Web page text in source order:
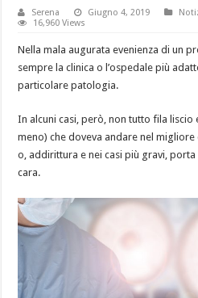
Serena Giugno 4, 2019
16,960 Views
Nella mala augurata evenienza di un
sempre la clinica o l’ospedale più
particolare patologia.
In alcuni casi, però, non tutto fila liscio
meno) che doveva andare nel
o, addirittura e nei casi più gravi,
cara.